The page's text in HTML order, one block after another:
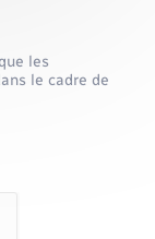
les
le cadre de